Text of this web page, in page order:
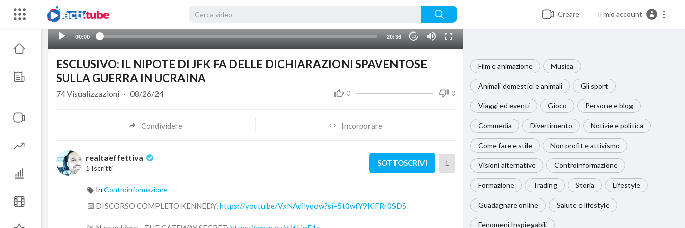
Creare Il mio account
00:00 20:36 10
Film e animazione Musica
Animali domestici e animali Gli sport
Viaggi ed eventi Gioco Persone e blog
Commedia Divertimento Notizie e politica
Come fare e stile Non profit e attivismo
Visioni alternative Controinformazione
Formazione Trading Storia Lifestyle
Guadagnare online Salute e lifestyle
Fenomeni Inspiegabili
ESCLUSIVO: IL NIPOTE DI JFK FA DELLE DICHIARAZIONI SPAVENTOSE
SULLA GUERRA IN UCRAINA
0 0
74Visualizzazioni · 08/26/24
Condividere Incorporare
realtaeffettiva
1 Iscritti
SOTTOSCRIVI 1
In Controinformazione
🟨 DISCORSO COMPLETO KENNEDY: https://youtu.be/VxNAdilyqow?si=5t0wfY9KiFRr0SDS